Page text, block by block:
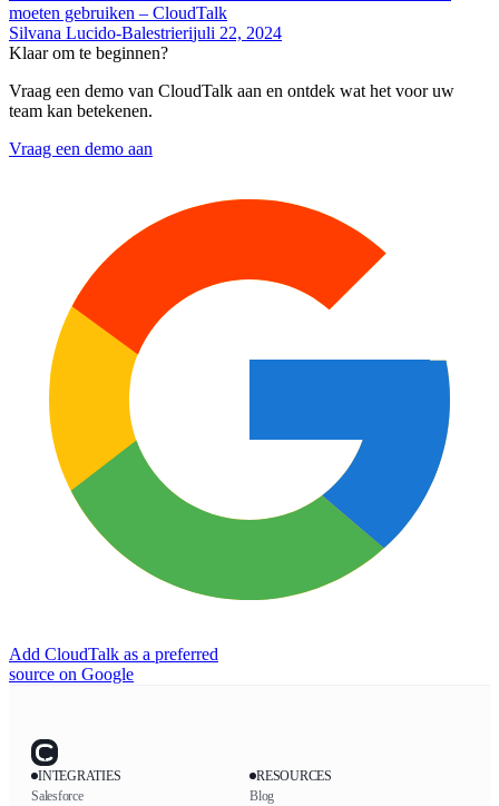
moeten gebruiken – CloudTalk
Silvana Lucido-Balestrierijuli 22, 2024
Klaar om te beginnen?
Vraag een demo van CloudTalk aan en ontdek wat het voor uw
team kan betekenen.
Vraag een demo aan
Add CloudTalk as a preferred
source on Google
INTEGRATIES
Salesforce
RESOURCES
Blog